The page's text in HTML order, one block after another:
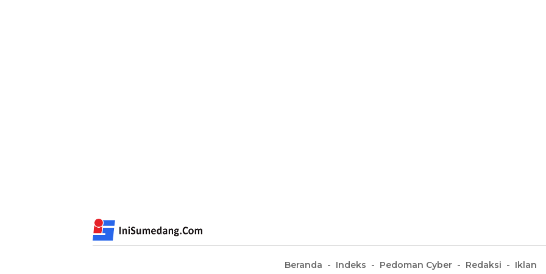
Beranda Indeks Pedoman Cyber Redaksi Iklan